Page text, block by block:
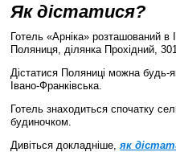
Як дістатися?
Готель «Арніка» розташований в
Поляниця, ділянка Прохідний, 301.
Дістатися Поляниці можна
Івано-Франківська.
Готель знаходиться спочатку
будиночком.
Дивіться докладніше,як